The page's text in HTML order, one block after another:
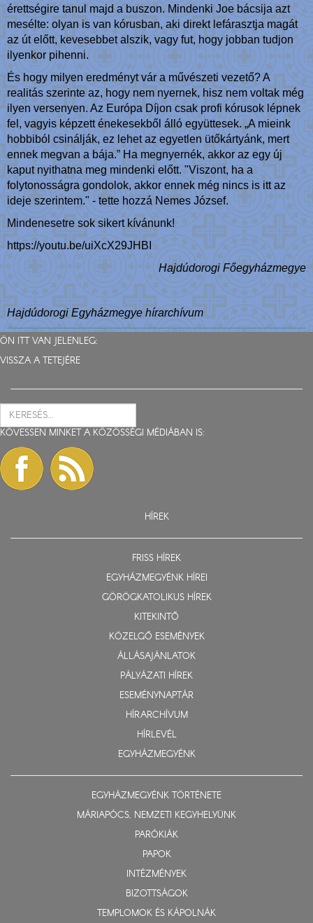
érettségire tanul majd a buszon. Mindenki Joe bácsija azt
mesélte: olyan is van kórusban, aki direkt lefárasztja magát
az út előtt, kevesebbet alszik, vagy fut, hogy jobban tudjon
ilyenkor pihenni.
És hogy milyen eredményt vár a művészeti vezető? A
realitás szerinte az, hogy nem nyernek, hisz nem voltak még
ilyen versenyen. Az Európa Díjon csak profi kórusok lépnek
fel, vagyis képzett énekesekből álló együttesek. „A mieink
hobbiból csinálják, ez lehet az egyetlen ütőkártyánk, mert
ennek megvan a bája.” Ha megnyernék, akkor az egy új
kaput nyithatna meg mindenki előtt. "Viszont, ha a
folytonosságra gondolok, akkor ennek még nincs is itt az
ideje szerintem." - tette hozzá Nemes József.
Mindenesetre sok sikert kívánunk!
https://youtu.be/uiXcX29JHBI
Hajdúdorogi Főegyházmegye
Hajdúdorogi Egyházmegye hírarchívum
ÖN ITT VAN JELENLEG:
VISSZA A TETEJÉRE
KÖVESSEN MINKET A KÖZÖSSÉGI MÉDIÁBAN IS:
HÍREK
FRISS HÍREK
EGYHÁZMEGYÉNK HÍREI
GÖRÖGKATOLIKUS HÍREK
KITEKINTŐ
KÖZELGŐ ESEMÉNYEK
ÁLLÁSAJÁNLATOK
PÁLYÁZATI HÍREK
ESEMÉNYNAPTÁR
HÍRARCHÍVUM
HÍRLEVÉL
EGYHÁZMEGYÉNK
EGYHÁZMEGYÉNK TÖRTÉNETE
MÁRIAPÓCS, NEMZETI KEGYHELYÜNK
PARÓKIÁK
PAPOK
INTÉZMÉNYEK
BIZOTTSÁGOK
TEMPLOMOK ÉS KÁPOLNÁK